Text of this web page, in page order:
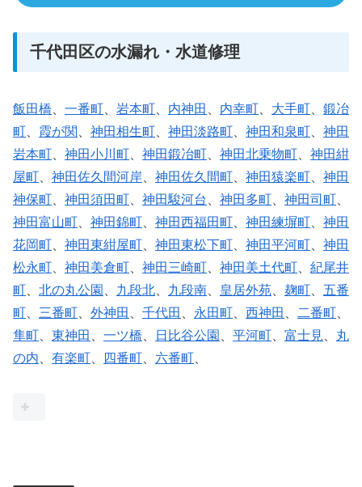
千代田区の水漏れ・水道修理
飯田橋 一番町 岩本町 内神田 内幸町 大手町
鍛冶
町
霞が関 神田相生町 神田淡路町 神田和泉町
神田
岩本町
神田小川町 神田鍛冶町 神田北乗物町
神田紺
屋町
神田佐久間河岸 神田佐久間町 神田猿楽町
神田
神保町
神田須田町 神田駿河台 神田多町 神田司町
神田富山町
神田錦町 神田西福田町 神田練塀町
神田
花岡町
神田東紺屋町 神田東松下町 神田平河町
神田
松永町
神田美倉町 神田三崎町 神田美土代町
紀尾井
町
北の丸公園 九段北 九段南 皇居外苑 麹町
五番
町
三番町 外神田 千代田 永田町 西神田 二番町
隼町
東神田 一ツ橋 日比谷公園 平河町 富士見
丸
の内
有楽町 四番町 六番町